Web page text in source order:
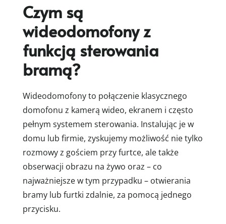
Czym są
wideodomofony z
funkcją sterowania
bramą?
Wideodomofony to połączenie klasycznego
domofonu z kamerą wideo, ekranem i często
pełnym systemem sterowania. Instalując je w
domu lub firmie, zyskujemy możliwość nie tylko
rozmowy z gościem przy furtce, ale także
obserwacji obrazu na żywo oraz – co
najważniejsze w tym przypadku – otwierania
bramy lub furtki zdalnie, za pomocą jednego
przycisku.